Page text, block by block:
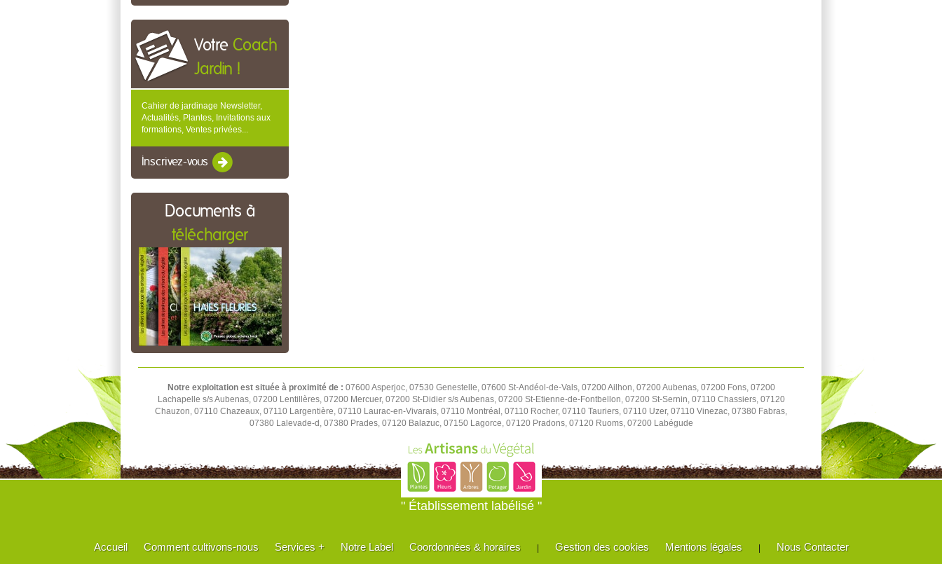
Votre Coach
Jardin !
Cahier de jardinage Newsletter,
Actualités, Plantes, Invitations aux
formations, Ventes privées...
Inscrivez-vous
Documents à
télécharger
Notre exploitation est située à proximité de : 07600 Asperjoc, 07530 Genestelle, 07600 St-Andéol-de-Vals, 07200 Ailhon, 07200 Aubenas, 07200 Fons, 07200
Lachapelle s/s Aubenas, 07200 Lentillères, 07200 Mercuer, 07200 St-Didier s/s Aubenas, 07200 St-Etienne-de-Fontbellon, 07200 St-Sernin, 07110 Chassiers, 07120
Chauzon, 07110 Chazeaux, 07110 Largentière, 07110 Laurac-en-Vivarais, 07110 Montréal, 07110 Rocher, 07110 Tauriers, 07110 Uzer, 07110 Vinezac, 07380 Fabras,
07380 Lalevade-d, 07380 Prades, 07120 Balazuc, 07150 Lagorce, 07120 Pradons, 07120 Ruoms, 07200 Labégude
" Établissement labélisé "
Accueil Comment cultivons-nous Services + Notre Label Coordonnées & horaires | Gestion des cookies Mentions légales | Nous Contacter